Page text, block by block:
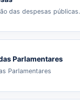
das despesas públicas.
Parlamentares
Parlamentares